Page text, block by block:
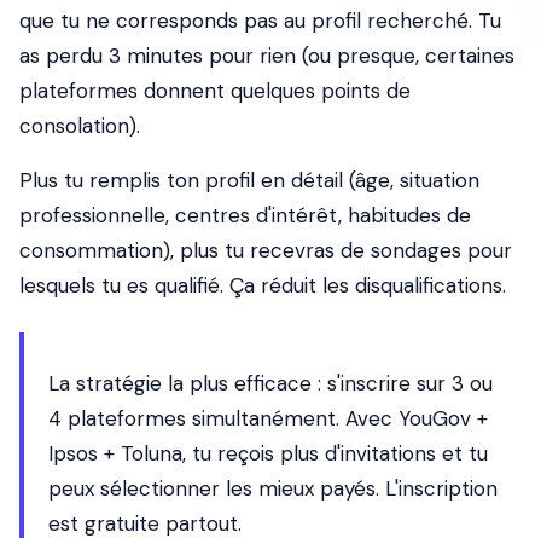
que tu ne corresponds pas au profil recherché. Tu
as perdu 3 minutes pour rien (ou presque, certaines
plateformes donnent quelques points de
consolation).
Plus tu remplis ton profil en détail (âge, situation
professionnelle, centres d'intérêt, habitudes de
consommation), plus tu recevras de sondages pour
lesquels tu es qualifié. Ça réduit les disqualifications.
La stratégie la plus efficace : s'inscrire sur 3 ou
4 plateformes simultanément. Avec YouGov +
Ipsos + Toluna, tu reçois plus d'invitations et tu
peux sélectionner les mieux payés. L'inscription
est gratuite partout.